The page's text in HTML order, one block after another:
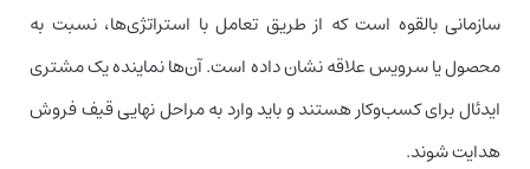
سازمانی بالقوه است که از طریق تعامل با استراتژی‌ها، نسبت به
محصول یا سرویس علاقه نشان داده است. آن‌ها نماینده یک مشتری
ایدئال برای کسب‌وکار هستند و باید وارد به مراحل نهایی قیف فروش
هدایت شوند.